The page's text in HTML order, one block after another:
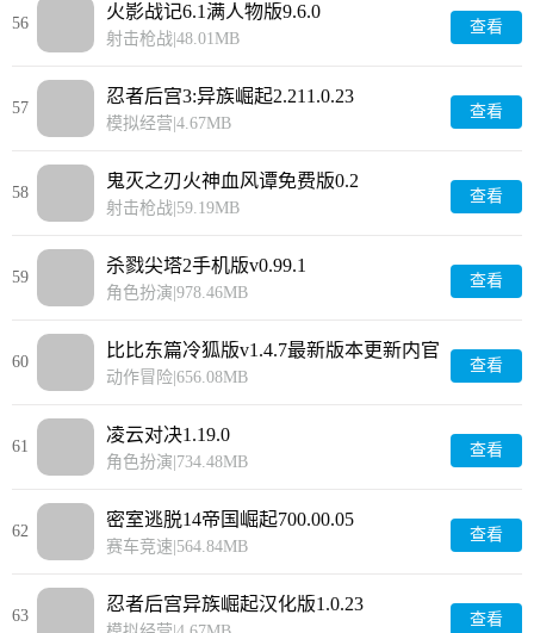
56
火影战记6.1满人物版9.6.0
射击枪战 48.01MB
查看
57
忍者后宫3:异族崛起2.211.0.23
模拟经营 4.67MB
查看
58
鬼灭之刃火神血风谭免费版0.2
射击枪战 59.19MB
查看
59
杀戮尖塔2手机版v0.99.1
角色扮演 978.46MB
查看
60
比比东篇冷狐版v1.4.7最新版本更新内官
网www.lybh.me
动作冒险 656.08MB
查看
61
凌云对决1.19.0
角色扮演 734.48MB
查看
62
密室逃脱14帝国崛起700.00.05
赛车竞速 564.84MB
查看
63
忍者后宫异族崛起汉化版1.0.23
查看